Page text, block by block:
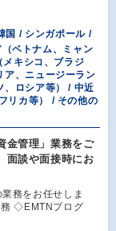
国 / シンガポール /
ベトナム、ミャン
キシコ、ブラジ
ア、ニュージーラン
、ロシア等） / 中近
リカ等） / その他の
金管理」業務をご
面談や面接時にお
務をお任せしま
◇EMTNプログ